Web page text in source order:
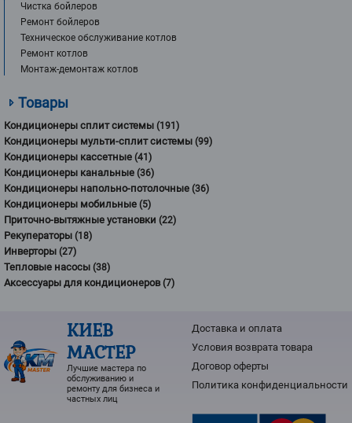
Чистка бойлеров
Ремонт бойлеров
Техническое обслуживание котлов
Ремонт котлов
Монтаж-демонтаж котлов
Товары
Кондиционеры сплит системы (191)
Кондиционеры мульти-сплит системы (99)
Кондиционеры кассетные (41)
Кондиционеры канальные (36)
Кондиционеры напольно-потолочные (36)
Кондиционеры мобильные (5)
Приточно-вытяжные установки (22)
Рекуператоры (18)
Инверторы (27)
Тепловые насосы (38)
Аксессуары для кондиционеров(7)
КИЕВ
МАСТЕР
Лучшие мастера по
обслуживанию и
ремонту для бизнеса и
частных лиц
Доставка и оплата
Условия возврата товарa
Договор оферты
Политика конфиденциальности